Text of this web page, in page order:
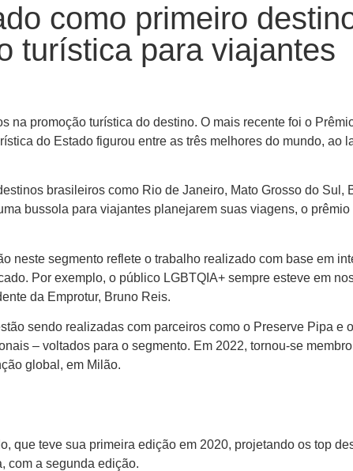
como primeiro
turística para viajantes
na promoção turística do destino. O mais recente foi o
do Estado figurou entre as três melhores do mundo, ao
brasileiros como Rio de Janeiro, Mato Grosso do Sul,
bussola para viajantes planejarem suas viagens, o
neste segmento reflete o trabalho realizado com base em
Por exemplo, o público LGBTQIA+ sempre esteve em
da Emprotur, Bruno Reis.
sendo realizadas com parceiros como o Preserve Pipa e
– voltados para o segmento. Em 2022, tornou-se
global, em Milão.
que teve sua primeira edição em 2020, projetando os top
com a segunda edição.